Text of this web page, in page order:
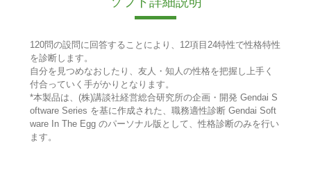
120問の設問に回答することにより、12項目24特性で性格特性
を診断します。
自分を見つめなおしたり、友人・知人の性格を把握し上手く
付合っていく手がかりとなります。
*本製品は、(株)講談社経営総合研究所の企画・開発 Gendai S
oftware Series を基に作成された、職務適性診断 Gendai Soft
ware In The Egg のパーソナル版として、性格診断のみを行い
ます。